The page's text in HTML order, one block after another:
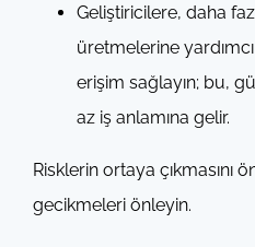
Geliştiricilere, daha
üretmelerine
erişim sağlayın; bu,
az iş anlamına gelir.
Risklerin ortaya çıkmasını
gecikmeleri önleyin.